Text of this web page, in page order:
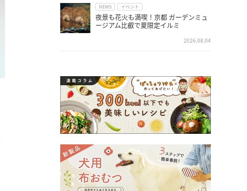
NEWS イベント
夜景も花火も満喫！京都 ガーデンミュ
ージアム比叡で夏限定イルミ
2026.08.04